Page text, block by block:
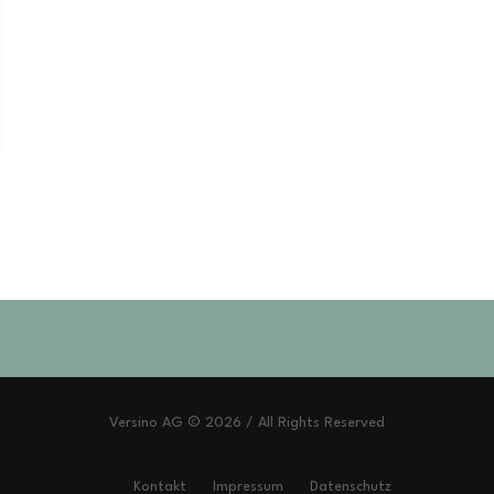
Versino AG © 2026 / All Rights Reserved
Kontakt Impressum Datenschutz